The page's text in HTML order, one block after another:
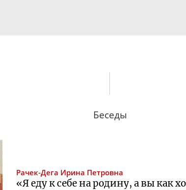
Беседы
Рачек-Дега Ирина Петровна
«Я еду к себе на родину, а вы как